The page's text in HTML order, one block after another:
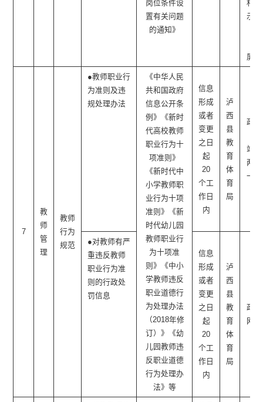
岗位条件设
置有关问题
的通知》
村公
示栏
屏）
7
教
师
管
理
教师
行为
规范
●教师职业行
为准则及违
规处理办法
《中华人民
共和国政府
信息公开条
例》《新时
代高校教师
职业行为十
项准则》
《新时代中
小学教师职
业行为十项
准则》《新
时代幼儿园
教师职业行
为十项准
则》《中小
学教师违反
职业道德行
为处理办法
（2018年修
订）》《幼
儿园教师违
反职业道德
行为处理办
法》等
信息
形成
或者
变更
之日
起
20
个工
作日
内
泸
西
县
教
育
体
育
局
政府
站、
两微
一端
●对教师有严
重违反教师
职业行为准
则的行政处
罚信息
信息
形成
或者
变更
之日
起
20
个工
作日
内
泸
西
县
教
育
体
育
局
政府
网站